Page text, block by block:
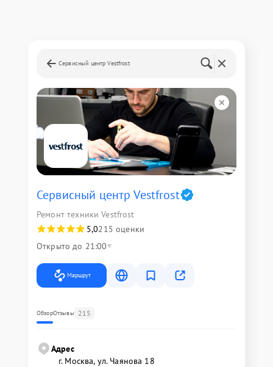
Сервисный центр Vestfrost
Сервисный центр Vestfrost
Ремонт техники Vestfrost
5,0215 оценки
Открыто до 21:00
Маршрут
ОбзорОтзывы 215
Адрес
г. Москва, ул. Чаянова 18